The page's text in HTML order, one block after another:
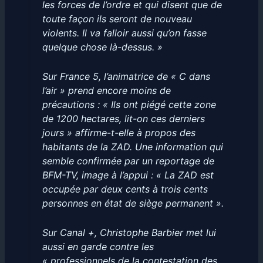
les forces de l’ordre et qui disent que de
toute façon ils seront de nouveau
violents. Il va falloir aussi qu’on fasse
quelque chose là-dessus. »
Sur France 5, l’animatrice de « C dans
l’air » prend encore moins de
précautions : « Ils ont piégé cette zone
de 1200 hectares, lit-on ces derniers
jours » affirme-t-elle à propos des
habitants de la ZAD. Une information qui
semble confirmée par un reportage de
BFM-TV, image à l’appui : « La ZAD est
occupée par deux cents à trois cents
personnes en état de siège permanent ».
Sur Canal +, Christophe Barbier met lui
aussi en garde contre les
« professionnels de la contestation des